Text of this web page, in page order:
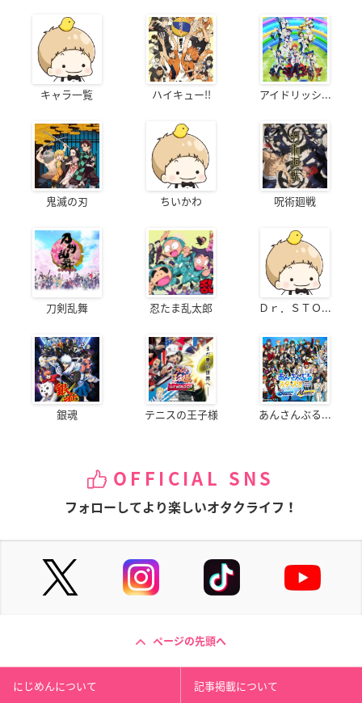
キャラ一覧 ハイキュー!! アイドリッシ...
鬼滅の刃 ちいかわ 呪術廻戦
刀剣乱舞 忍たま乱太郎 Ｄｒ．ＳＴＯ...
銀魂 テニスの王子様 あんさんぶる...
OFFICIAL SNS
フォローしてより楽しいオタクライフ！
ページの先頭へ
にじめんについて 記事掲載について